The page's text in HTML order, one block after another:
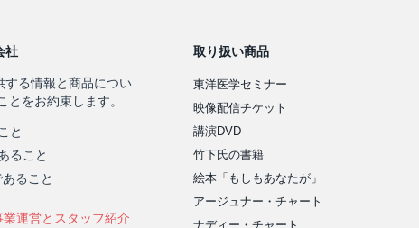
社
する情報と商品につい
とをお約束します。
と
ること
ること
運営とスタッフ紹介
取り扱い商品
東洋医学セミナー
映像配信チケット
講演DVD
竹下氏の書籍
絵本「もしもあなたが」
アージュナー・チャート
ナディー・チャート